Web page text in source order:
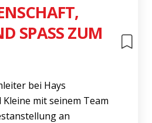
SPASS ZUM
bei Hays
mit seinem Team
an